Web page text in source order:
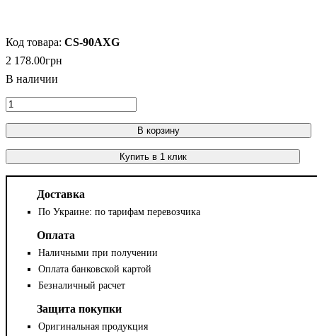
CS-90AXG
2 178.00грн
В корзину
Купить в 1 клик
Доставка
По Украине: по тарифам перевозчика
Оплата
Наличными при получении
Оплата банковской картой
Безналичный расчет
Защита покупки
Оригинальная продукция